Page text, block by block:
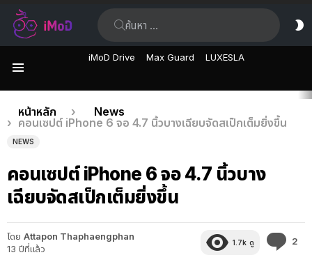
iMoD Drive Max Guard LUXESLA
เรื่อง
ล่าสุด
คุณอยู่ที่นี่:
หน้าหลัก
News
คอนเซปต์ iPhone 6 จอ 4.7 นิ้วบางเฉียบจัดสเป็กเต็มยิ่งขึ้น
NEWS
คอนเซปต์ iPhone 6 จอ 4.7 นิ้วบาง
เฉียบจัดสเป็กเต็มยิ่งขึ้น
โดย Attapon Thaphaengphan
13 ปีที่แล้ว
1.7k ดู 2